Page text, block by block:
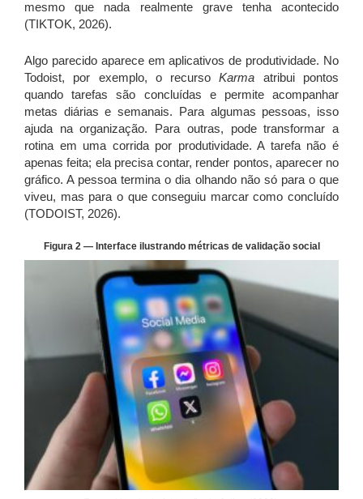
mesmo que nada realmente grave tenha acontecido
(TIKTOK, 2026).
Algo parecido aparece em aplicativos de produtividade. No
Todoist, por exemplo, o recursoKarma atribui pontos
quando tarefas são concluídas e permite acompanhar
metas diárias e semanais. Para algumas pessoas, isso
ajuda na organização. Para outras, pode transformar a
rotina em uma corrida por produtividade. A tarefa não é
apenas feita; ela precisa contar, render pontos, aparecer no
gráfico. A pessoa termina o dia olhando não só para o que
viveu, mas para o que conseguiu marcar como concluído
(TODOIST, 2026).
Figura 2 — Interface ilustrando métricas de validação social